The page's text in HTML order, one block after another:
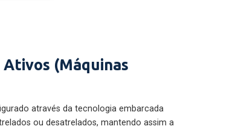
Ativos (Máquinas
através da tecnologia embarcada
ou desatrelados, mantendo assim a